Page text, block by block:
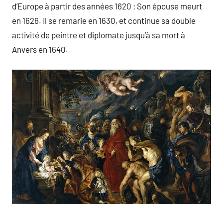
d’Europe à partir des années 1620 ; Son épouse meurt
en 1626. Il se remarie en 1630, et continue sa double
activité de peintre et diplomate jusqu’à sa mort à
Anvers en 1640.